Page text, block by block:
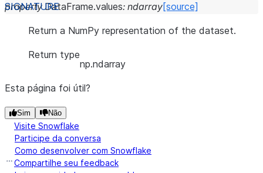
property DataFrame.values: ndarray[source]
Return a NumPy representation of the dataset.
Return type
np.ndarray
Esta página foi útil?
Sim Não
Visite Snowflake
Participe da conversa
Como desenvolver com Snowflake
Compartilhe seu feedback